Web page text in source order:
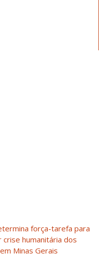
força-tarefa para
humanitária dos
Minas Gerais